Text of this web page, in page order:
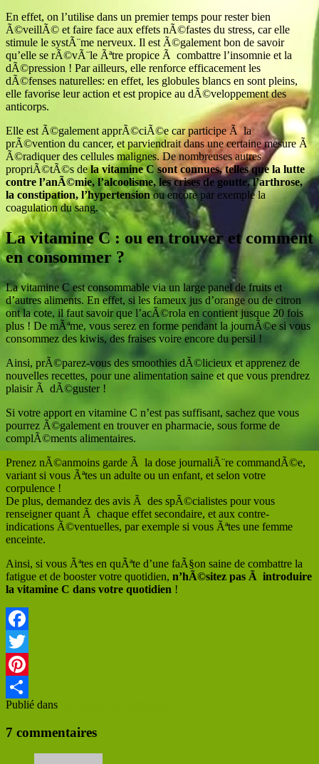
En effet, on l’utilise dans un premier temps pour rester bien
Ã©veillÃ© et faire face aux effets nÃ©fastes du stress, car elle
stimule le systÃ¨me nerveux. Il est Ã©galement bon de savoir
qu’elle se rÃ©vÃ¨le Ãªtre propice Ã combattre l’insomnie et la
dÃ©pression ! Par ailleurs, elle renforce efficacement les
dÃ©fenses naturelles: en effet, les globules blancs en sont pleins,
elle favorise leur action et est propice au dÃ©veloppement des
anticorps.
Elle est Ã©galement apprÃ©ciÃ©e car participe Ã la
prÃ©vention du cancer, et parviendrait dans une certaine mesure Ã
Ã©radiquer des cellules malignes. De nombreuses autres
propriÃ©tÃ©s dela vitamine C sont connues, telles que la lutte
contre l’anÃ©mie, l’alcoolisme, les crises de goutte, l’arthrose,
la constipation, l’hypertensionou encore par exemple la
coagulation du sang.
La vitamine C : ou en trouver et comment
en consommer ?
La vitamine C est consommable via un large panel de fruits et
d’autres aliments. En effet, si les fameux jus d’orange ou de citron
ont la cote, il faut savoir que l’acÃ©rola en contient jusque 20 fois
plus ! De mÃªme, vous serez en forme pendant la journÃ©e si vous
consommez des kiwis, des fraises voire encore du persil !
Ainsi, prÃ©parez-vous des smoothies dÃ©licieux et apprenez de
nouvelles recettes, pour une alimentation saine et que vous prendrez
plaisir Ã dÃ©guster !
Si votre apport en vitamine C n’est pas suffisant, sachez que vous
pourrez Ã©galement en trouver en pharmacie, sous forme de
complÃ©ments alimentaires.
Prenez nÃ©anmoins garde Ã la dose journaliÃ¨re commandÃ©e,
variant si vous Ãªtes un adulte ou un enfant, et selon votre
corpulence !
De plus, demandez des avis Ã des spÃ©cialistes pour vous
renseigner quant Ã chaque effet secondaire, et aux contre-
indications Ã©ventuelles, par exemple si vous Ãªtes une femme
enceinte.
Ainsi, si vous Ãªtes en quÃªte d’une faÃ§on saine de combattre la
fatigue et de booster votre quotidien, n’hÃ©sitez pas Ã introduire
la vitamine C dans votre quotidien !
Facebook
Twitter
Pinterest
Partager
Publié dans
7 commentaires